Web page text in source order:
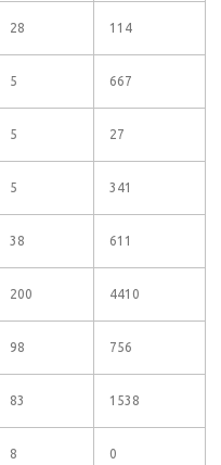
28 114
5 667
5 27
5 341
38 611
200 4410
98 756
83 1538
8 0